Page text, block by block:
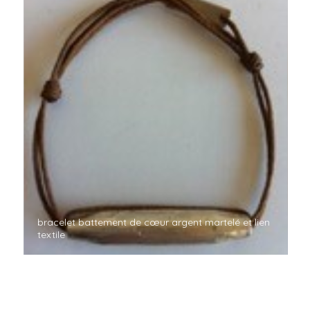
bracelet battement de cœur argent martelé et lien
textile